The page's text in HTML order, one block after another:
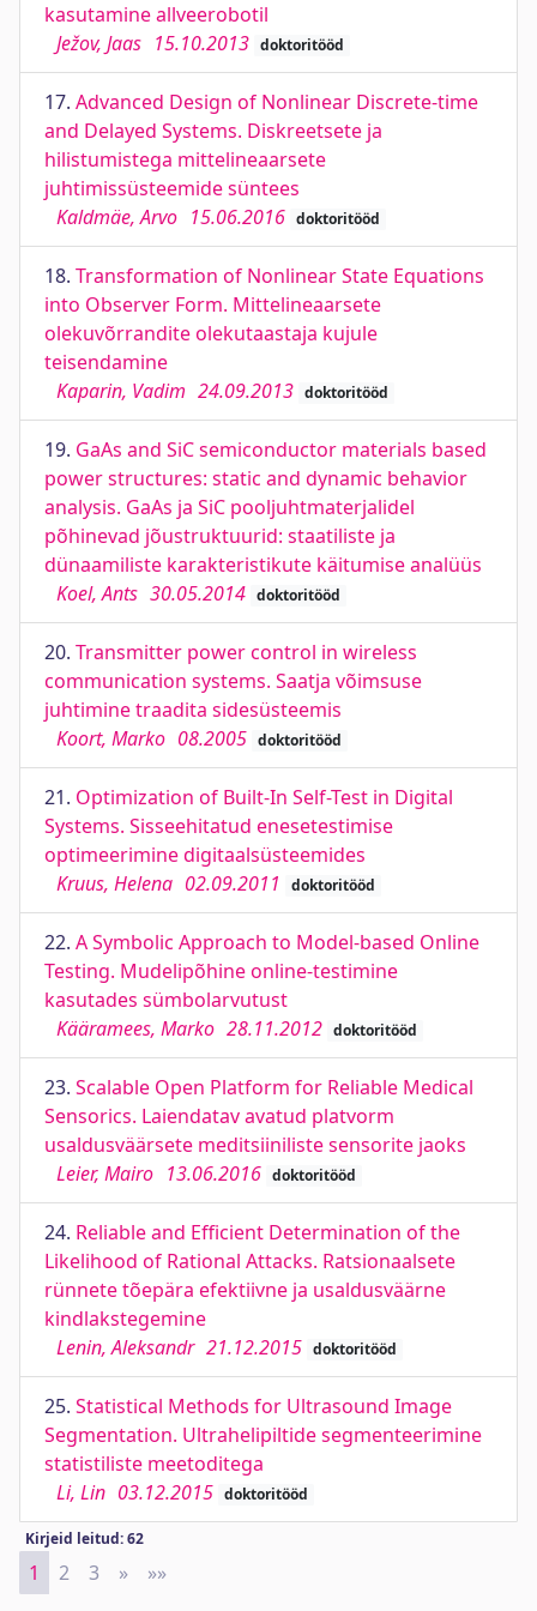
kasutamine allveerobotil
Ježov, Jaas 15.10.2013 doktoritööd
17. Advanced Design of Nonlinear Discrete-time
and Delayed Systems. Diskreetsete ja
hilistumistega mittelineaarsete
juhtimissüsteemide süntees
Kaldmäe, Arvo 15.06.2016 doktoritööd
18. Transformation of Nonlinear State Equations
into Observer Form. Mittelineaarsete
olekuvõrrandite olekutaastaja kujule
teisendamine
Kaparin, Vadim 24.09.2013 doktoritööd
19. GaAs and SiC semiconductor materials based
power structures: static and dynamic behavior
analysis. GaAs ja SiC pooljuhtmaterjalidel
põhinevad jõustruktuurid: staatiliste ja
dünaamiliste karakteristikute käitumise analüüs
Koel, Ants 30.05.2014 doktoritööd
20. Transmitter power control in wireless
communication systems. Saatja võimsuse
juhtimine traadita sidesüsteemis
Koort, Marko 08.2005 doktoritööd
21. Optimization of Built-In Self-Test in Digital
Systems. Sisseehitatud enesetestimise
optimeerimine digitaalsüsteemides
Kruus, Helena 02.09.2011 doktoritööd
22. A Symbolic Approach to Model-based Online
Testing. Mudelipõhine online-testimine
kasutades sümbolarvutust
Kääramees, Marko 28.11.2012 doktoritööd
23. Scalable Open Platform for Reliable Medical
Sensorics. Laiendatav avatud platvorm
usaldusväärsete meditsiiniliste sensorite jaoks
Leier, Mairo 13.06.2016 doktoritööd
24. Reliable and Efficient Determination of the
Likelihood of Rational Attacks. Ratsionaalsete
rünnete tõepära efektiivne ja usaldusväärne
kindlakstegemine
Lenin, Aleksandr 21.12.2015 doktoritööd
25. Statistical Methods for Ultrasound Image
Segmentation. Ultrahelipiltide segmenteerimine
statistiliste meetoditega
Li, Lin 03.12.2015 doktoritööd
Kirjeid leitud: 62
1 2 3 » Next
»»